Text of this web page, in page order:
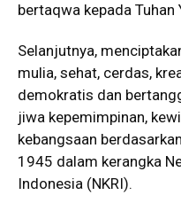
bertaqwa kepada Tuhan
Selanjutnya,
mulia, sehat, cerdas,
demokratis dan
jiwa kepemimpinan,
kebangsaan
1945 dalam kerangka
Indonesia (NKRI).